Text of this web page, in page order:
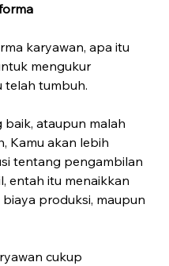
karyawan, apa itu
mengukur
telah tumbuh.
baik, ataupun malah
Kamu akan lebih
tentang pengambilan
entah itu menaikkan
produksi, maupun
cukup